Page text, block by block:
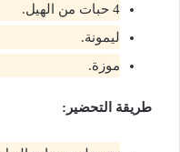
4 حبات من الهيل.
ليمونة.
موزة.
طريقة التحضير: